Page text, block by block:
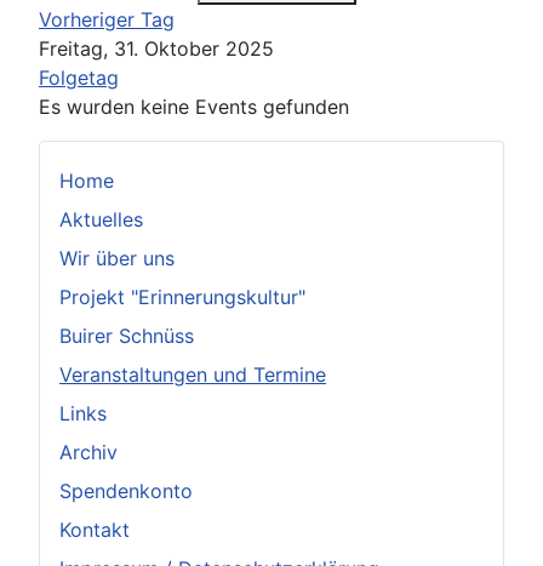
Home
Aktuelles
Wir über uns
Projekt "Erinnerungskultur"
Buirer Schnüss
Veranstaltungen und Termine
Links
Archiv
Spendenkonto
Kontakt
Vorheriger Tag
Freitag, 31. Oktober 2025
Folgetag
Es wurden keine Events gefunden